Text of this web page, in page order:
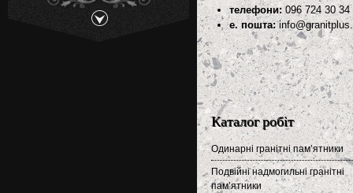
телефони:096 724 30
е. пошта:
Каталог робіт
Одинарні гранітні пам’ятники
Подвійні надмогильні гранітні
пам’ятники